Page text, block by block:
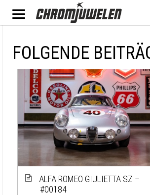
FOLGENDE
ALFA ROMEO GIULIETTA SZ –
#00184